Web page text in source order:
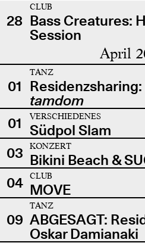
28
CLUB
Bass Creatures:
Session
April
01
TANZ
tamdom
01
VERSCHIEDENES
Südpol Slam
03
KONZERT
Bikini Beach &
04
CLUB
MOVE
09
TANZ
ABGESAGT:
Oskar Damianaki